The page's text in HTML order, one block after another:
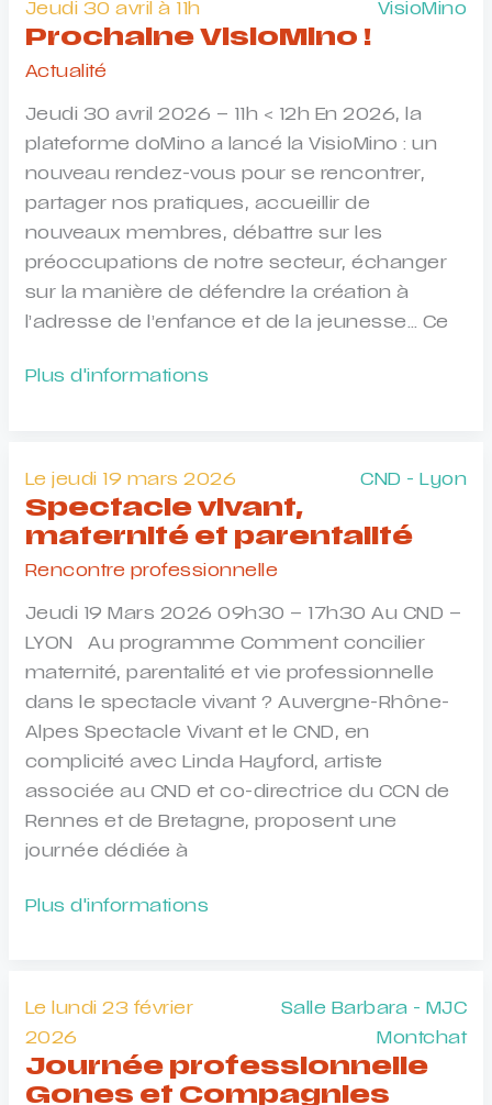
–
27-
28
Jeudi 30 avril à 11h VisioMino
Prochaine VisioMino !
Actualité
Jeudi 30 avril 2026 – 11h < 12h En 2026, la
plateforme doMino a lancé la VisioMino : un
nouveau rendez-vous pour se rencontrer,
partager nos pratiques, accueillir de
nouveaux membres, débattre sur les
préoccupations de notre secteur, échanger
sur la manière de défendre la création à
l’adresse de l’enfance et de la jeunesse… Ce
Prochaine
Plus d'informations
Le jeudi 19 mars 2026 CND - Lyon
Spectacle vivant,
maternité et parentalité
Rencontre professionnelle
Jeudi 19 Mars 2026 09h30 – 17h30 Au CND –
LYON Au programme Comment concilier
maternité, parentalité et vie professionnelle
dans le spectacle vivant ? Auvergne-Rhône-
Alpes Spectacle Vivant et le CND, en
complicité avec Linda Hayford, artiste
associée au CND et co-directrice du CCN de
Rennes et de Bretagne, proposent une
journée dédiée à
Spectacle
Plus d'informations
Le lundi 23 février
2026
Salle Barbara - MJC
Montchat
Journée professionnelle
Gones et Compagnies